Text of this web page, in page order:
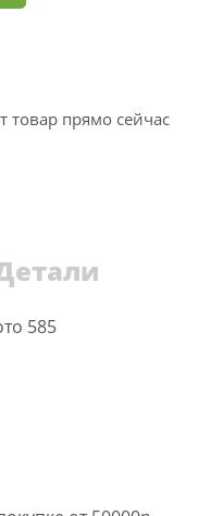
товар прямо сейчас
585